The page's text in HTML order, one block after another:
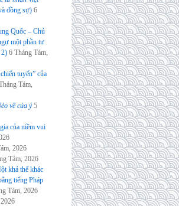
đồng sự) 6
Quốc – Chủ
một phần tư
6 Tháng Tám,
tuyến” của
Tám,
về của ý 5
của niềm vui
2026
Tám, 2026
khả thể khác
tiếng Pháp
Tám, 2026